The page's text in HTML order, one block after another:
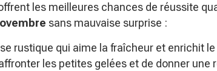
les meilleures chances de réussite
sans mauvaise surprise :
rustique qui aime la fraîcheur et enrichit
les petites gelées et de donner une